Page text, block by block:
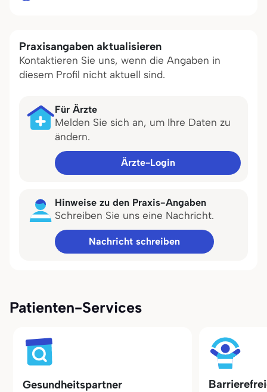
Praxisangaben aktualisieren
Kontaktieren Sie uns, wenn die Angaben in
diesem Profil nicht aktuell sind.
Für Ärzte
Melden Sie sich an, um Ihre Daten zu
ändern.
Ärzte-Login
Hinweise zu den Praxis-Angaben
Schreiben Sie uns eine Nachricht.
Nachricht schreiben
Patienten-Services
Gesundheitspartner